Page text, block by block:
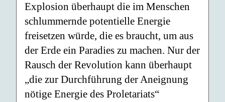
Explosion überhaupt die im Menschen
schlummernde potentielle Energie
freisetzen würde, die es braucht, um aus
der Erde ein Paradies zu machen. Nur der
Rausch der Revolution kann überhaupt
„die zur Durchführung der Aneignung
nötige Energie des Proletariats“